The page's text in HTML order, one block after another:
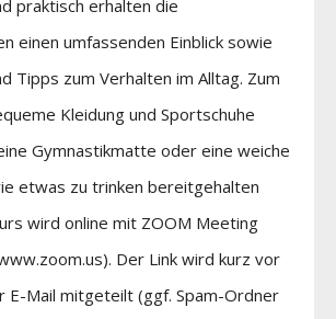
praktisch erhalten die
einen umfassenden Einblick sowie
Tipps zum Verhalten im Alltag. Zum
Kleidung und Sportschuhe
Gymnastikmatte oder eine weiche
etwas zu trinken bereitgehalten
wird online mit ZOOM Meeting
Der Link wird kurz vor
E-Mail mitgeteilt (ggf. Spam-Ordner